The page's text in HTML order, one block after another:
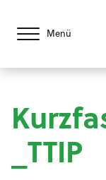
Menü
_TTIP